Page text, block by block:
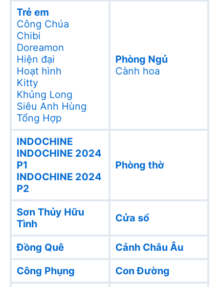
Trẻ em
Công Chúa
Chibi
Doreamon
Hiện đại
Hoạt hình
Kitty
Khủng Long
Siêu Anh Hùng
Tổng Hợp
Phòng Ngủ
Cành hoa
INDOCHINE
INDOCHINE 2024
P1
INDOCHINE 2024
P2
Phòng thờ
Sơn Thủy Hữu
Tình
Cửa sổ
Đồng Quê
Cảnh Châu Âu
Công Phụng
Con Đường